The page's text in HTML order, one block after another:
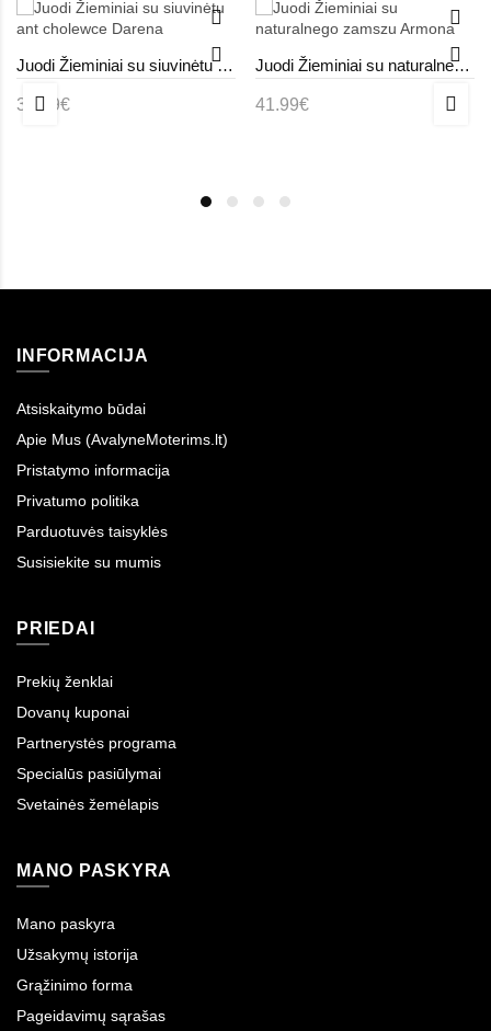
Juodi Žieminiai su siuvinėtu ant cholewce Darena
35.99€
Juodi Žieminiai su naturalnego zamszu Armona
41.99€
INFORMACIJA
Atsiskaitymo būdai
Apie Mus (AvalyneMoterims.lt)
Pristatymo informacija
Privatumo politika
Parduotuvės taisyklės
Susisiekite su mumis
PRIEDAI
Prekių ženklai
Dovanų kuponai
Partnerystės programa
Specialūs pasiūlymai
Svetainės žemėlapis
MANO PASKYRA
Mano paskyra
Užsakymų istorija
Grąžinimo forma
Pageidavimų sąrašas